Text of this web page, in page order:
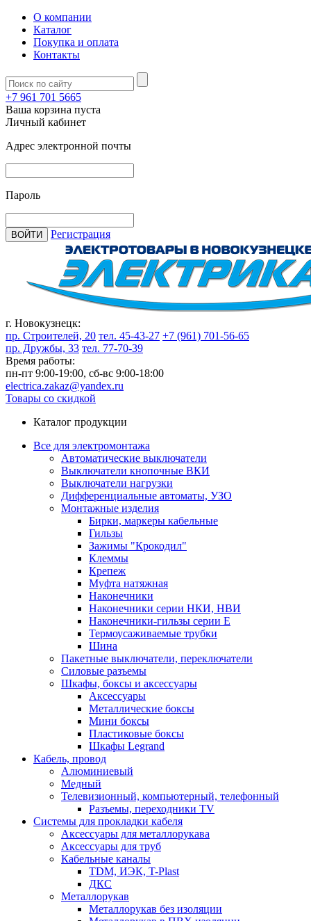
О компании
Каталог
Покупка и оплата
Контакты
+7 961 701 5665
Ваша корзина пуста
Личный кабинет
Адрес электронной почты
Пароль
ВОЙТИ Регистрация
г. Новокузнецк:
пр. Строителей, 20 тел. 45-43-27 +7 (961) 701-56-65
пр. Дружбы, 33 тел. 77-70-39
Время работы:
пн-пт 9:00-19:00, сб-вс 9:00-18:00
electrica.zakaz@yandex.ru
Товары со скидкой
Каталог продукции
Все для электромонтажа
Автоматические выключатели
Выключатели кнопочные ВКИ
Выключатели нагрузки
Дифференциальные автоматы, УЗО
Монтажные изделия
Бирки, маркеры кабельные
Гильзы
Зажимы "Крокодил"
Клеммы
Крепеж
Муфта натяжная
Наконечники
Наконечники серии НКИ, НВИ
Наконечники-гильзы серии Е
Термоусаживаемые трубки
Шина
Пакетные выключатели, переключатели
Силовые разъемы
Шкафы, боксы и аксессуары
Аксессуары
Металлические боксы
Мини боксы
Пластиковые боксы
Шкафы Legrand
Кабель, провод
Алюминиевый
Медный
Телевизионный, компьютерный, телефонный
Разъемы, переходники TV
Системы для прокладки кабеля
Аксессуары для металлорукава
Аксессуары для труб
Кабельные каналы
TDM, ИЭК, T-Plast
ДКС
Металлорукав
Металлорукав без изоляции